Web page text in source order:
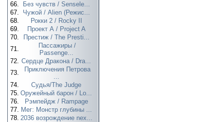
66.
Без чувств / Sensele...
67.
Чужой / Alien (Режис...
68.
Рокки 2 / Rocky II
69.
Проект А / Project A
70.
Престиж / The Presti...
71.
Пассажиры /
Passenge...
72. Сердце Дракона / Dra...
73.
Приключения Петрова
...
74.
Судья/The Judge
75. Оружейный барон / Lo...
76.
Рэмпейдж / Rampage
77. Мег: Монстр глубины ...
78. 2036 возрождение nex...